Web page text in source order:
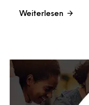
Weiterlesen